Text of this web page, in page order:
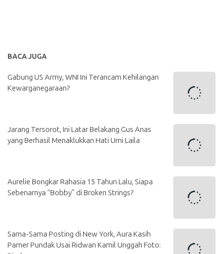
BACA JUGA
Gabung US Army, WNI Ini Terancam Kehilangan
Kewarganegaraan?
Jarang Tersorot, Ini Latar Belakang Gus Anas
yang Berhasil Menaklukkan Hati Umi Laila
Aurelie Bongkar Rahasia 15 Tahun Lalu, Siapa
Sebenarnya “Bobby” di Broken Strings?
Sama-Sama Posting di New York, Aura Kasih
Pamer Pundak Usai Ridwan Kamil Unggah Foto: